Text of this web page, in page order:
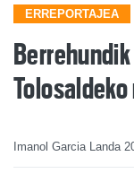
ERREPORTAJEA
Imanol Garcia Landa